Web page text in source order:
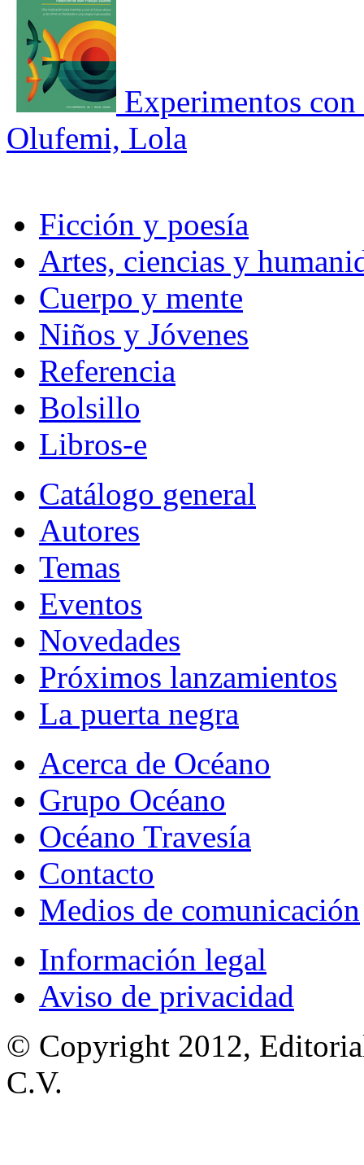
Experimentos
Olufemi, Lola
Ficción y poesía
Artes, ciencias y
Cuerpo y mente
Niños y Jóvenes
Referencia
Bolsillo
Libros-e
Catálogo general
Autores
Temas
Eventos
Novedades
Próximos lanzamientos
La puerta negra
Acerca de Océano
Grupo Océano
Océano Travesía
Contacto
Medios de comunicación
Información legal
Aviso de privacidad
© Copyright 2012,
C.V.